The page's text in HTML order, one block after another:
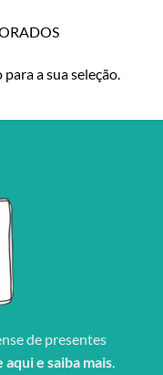
a sua seleção.
de presentes
aqui e saiba mais.